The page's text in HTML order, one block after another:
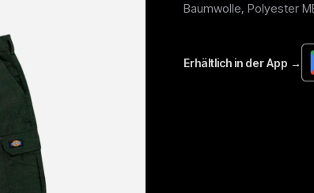
Baumwolle, Polyester